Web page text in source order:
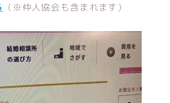
（※仲人協会も含まれます）